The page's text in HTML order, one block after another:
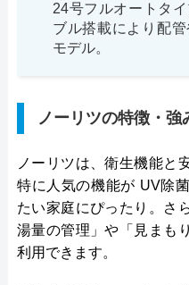
24号フルオートタ
ブル搭載により配
モデル。
ノーリツの特徴・強
ノーリツは、衛生機能と
特に人気の機能が UV除
たい家庭にぴったり。さ
湯量の管理」や「見まも
利用できます。